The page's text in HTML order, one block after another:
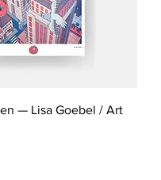
— Lisa Goebel / Art